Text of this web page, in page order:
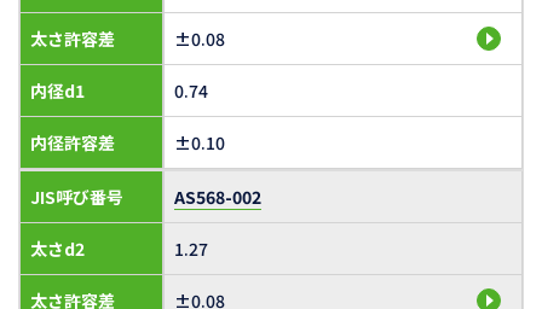
太さ許容差
内径d1
内径許容差
±0.08
0.74
±0.10
JIS呼び番号
太さd2
太さ許容差
AS568-002
1.27
±0.08